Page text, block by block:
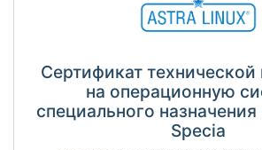
Сертификат
на операционную
специального
Specia